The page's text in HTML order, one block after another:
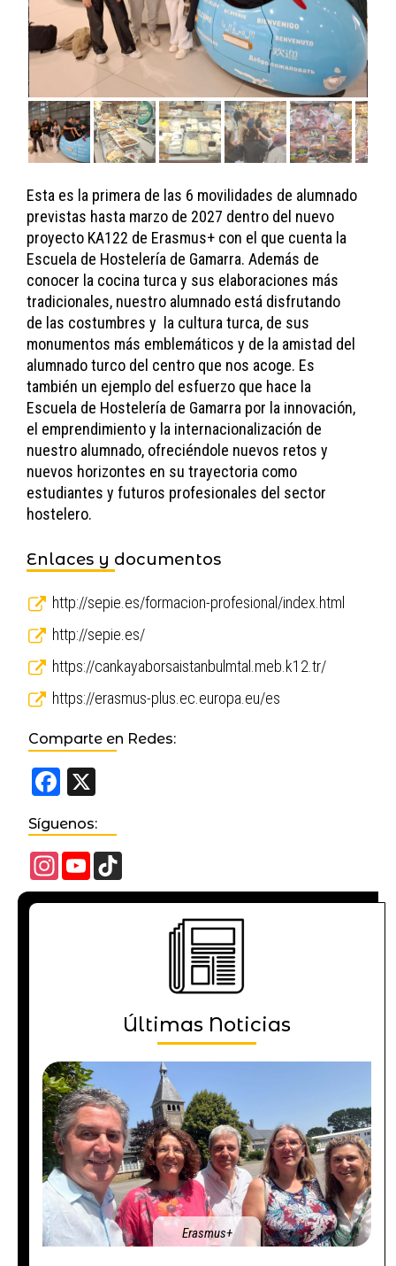
Esta es la primera de las 6 movilidades de alumnado
previstas hasta marzo de 2027 dentro del nuevo
proyecto KA122 de Erasmus+ con el que cuenta la
Escuela de Hostelería de Gamarra. Además de
conocer la cocina turca y sus elaboraciones más
tradicionales, nuestro alumnado está disfrutando
de las costumbres y la cultura turca, de sus
monumentos más emblemáticos y de la amistad del
alumnado turco del centro que nos acoge. Es
también un ejemplo del esfuerzo que hace la
Escuela de Hostelería de Gamarra por la innovación,
el emprendimiento y la internacionalización de
nuestro alumnado, ofreciéndole nuevos retos y
nuevos horizontes en su trayectoria como
estudiantes y futuros profesionales del sector
hostelero.
Enlaces y documentos
http://sepie.es/formacion-profesional/index.html
http://sepie.es/
https://cankayaborsaistanbulmtal.meb.k12.tr/
https://erasmus-plus.ec.europa.eu/es
Comparte en Redes:
Facebook
Síguenos:
Instagram
YouTube
Channel
Últimas Noticias
Erasmus+